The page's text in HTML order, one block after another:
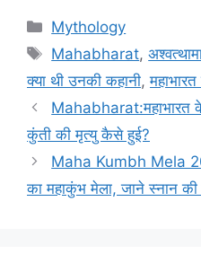
C
a
e
g
o
r
i
Mythology
T
a
s
Mahabharat,
क्या थी उनकी कहानी,महाभारत
Mahabharat:महाभारत के
कुंती की मृत्यु कैसे हुई?
Maha Kumbh Mela
का महाकुंभ मेला, जाने स्नान की